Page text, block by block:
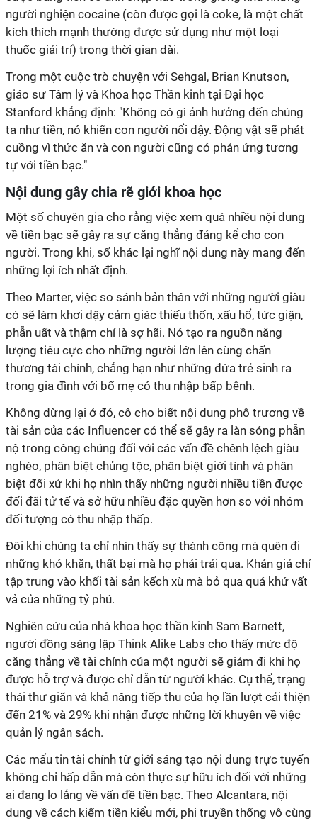
người nghiện cocaine (còn được gọi là coke, là một chất
kích thích mạnh thường được sử dụng như một loại
thuốc giải trí) trong thời gian dài.
Trong một cuộc trò chuyện với Sehgal, Brian Knutson,
giáo sư Tâm lý và Khoa học Thần kinh tại Đại học
Stanford khẳng định: "Không có gì ảnh hưởng đến chúng
ta như tiền, nó khiến con người nổi dậy. Động vật sẽ phát
cuồng vì thức ăn và con người cũng có phản ứng tương
tự với tiền bạc."
Nội dung gây chia rẽ giới khoa học
Một số chuyên gia cho rằng việc xem quá nhiều nội dung
về tiền bạc sẽ gây ra sự căng thẳng đáng kể cho con
người. Trong khi, số khác lại nghĩ nội dung này mang đến
những lợi ích nhất định.
Theo Marter, việc so sánh bản thân với những người giàu
có sẽ làm khơi dậy cảm giác thiếu thốn, xấu hổ, tức giận,
phẫn uất và thậm chí là sợ hãi. Nó tạo ra nguồn năng
lượng tiêu cực cho những người lớn lên cùng chấn
thương tài chính, chẳng hạn như những đứa trẻ sinh ra
trong gia đình với bố mẹ có thu nhập bấp bênh.
Không dừng lại ở đó, cô cho biết nội dung phô trương về
tài sản của các Influencer có thể sẽ gây ra làn sóng phẫn
nộ trong công chúng đối với các vấn đề chênh lệch giàu
nghèo, phân biệt chủng tộc, phân biệt giới tính và phân
biệt đối xử khi họ nhìn thấy những người nhiều tiền được
đối đãi tử tế và sở hữu nhiều đặc quyền hơn so với nhóm
đối tượng có thu nhập thấp.
Đôi khi chúng ta chỉ nhìn thấy sự thành công mà quên đi
những khó khăn, thất bại mà họ phải trải qua. Khán giả chỉ
tập trung vào khối tài sản kếch xù mà bỏ qua quá khứ vất
vả của những tỷ phú.
Nghiên cứu của nhà khoa học thần kinh Sam Barnett,
người đồng sáng lập Think Alike Labs cho thấy mức độ
căng thẳng về tài chính của một người sẽ giảm đi khi họ
được hỗ trợ và được chỉ dẫn từ người khác. Cụ thể, trạng
thái thư giãn và khả năng tiếp thu của họ lần lượt cải thiện
đến 21% và 29% khi nhận được những lời khuyên về việc
quản lý ngân sách.
Các mẩu tin tài chính từ giới sáng tạo nội dung trực tuyến
không chỉ hấp dẫn mà còn thực sự hữu ích đối với những
ai đang lo lắng về vấn đề tiền bạc. Theo Alcantara, nội
dung về cách kiếm tiền kiểu mới, phi truyền thống vô cùng